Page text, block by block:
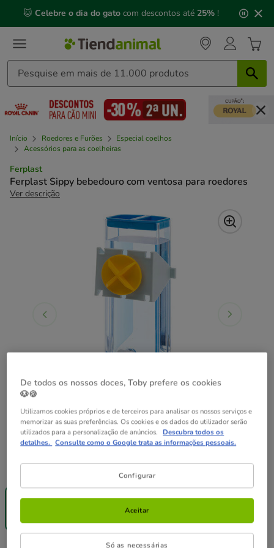
mensagem,
🐱 Celebre o dia do gato com descontos até 25% !
Início Roedores e Furões
Especial coelhos
Acessórios para as coelheiras
Ferplast
Ferplast Sippy bebedouro com ventosa para roedores
Ver descrição
Capacidad:100 ml
-25% na 2ª
un.
9.99€
-25% na 2ª
un.
-25% na 2ª
un.
De todos os nossos doces, Toby prefere os cookies
🐶🍪
Utilizamos cookies próprios e de terceiros para analisar os nossos serviços e
memorizar as suas preferências. Os cookies e os dados do utilizador serão
utilizados para a personalização de anúncios. Descubra todos os
detalhes. Consulte como o Google trata as informações pessoais.
Configurar
Só as necessárias
Aceitar